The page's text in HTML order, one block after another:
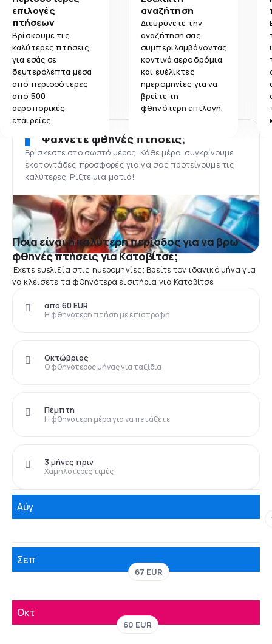
επιλογές
πτήσεων
Βρίσκουμε τις
καλύτερες πτήσεις
για εσάς σε
δευτερόλεπτα μέσα
από περισσότερες
από 500
αεροπορικές
εταιρείες.
αναζήτηση
Διευρύνετε την
αναζήτησή σας
συμπεριλαμβάνοντας
κοντινά αεροδρόμια
και ευέλικτες
ημερομηνίες για να
βρείτε τη
φθηνότερη επιλογή.
Ψάχνετε φθηνές πτήσεις;
Βρίσκεστε στο σωστό μέρος. Κάθε μέρα, συγκρίνουμε
εκατοντάδες προσφορές για να σας προτείνουμε τις
καλύτερες. Ρίξτε μια ματιά!
Ποια είναι η καλύτερη περίοδος για να βρω
φθηνές πτήσεις για Κατοβίτσε;
Έχετε ευελιξία στις ημερομηνίες; Βρείτε τον ιδανικό μήνα για
να κλείσετε τα φθηνότερα εισιτήρια για Κατοβίτσε
Η φθηνότερη πτήση με επιστροφή
από 60 EUR
Ο φθηνότερος μήνας για ταξίδια
Οκτώβριος
Η φθηνότερη μέρα για να πετάξετε
Πέμπτη
Χαμηλότερες τιμές
3 μήνες πριν
Αύγ
Σεπ
67 EUR
Οκτ
60 EUR